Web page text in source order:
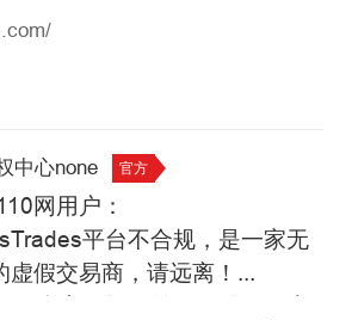
中心none 官方
网用户：
平台不合规，是一家无
虚假交易商，请远离！